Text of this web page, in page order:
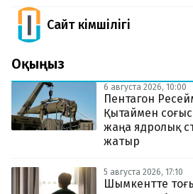
Сайт Әкімшілігі
Оқыңыз
6 августа 2026, 10:00
Пентагон
Қытаймен
жаңа ядролық
жатыр
5 августа 2026, 17:10
Шымкентте